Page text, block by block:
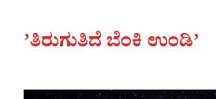
ʼತಿರುಗುತಿದೆ ಬೆಂಕಿ ಉಂಡಿʼ